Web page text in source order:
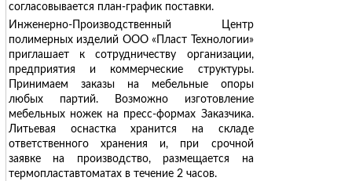
согласовывается план-график поставки.
Инженерно-Производственный Центр
полимерных изделий ООО «Пласт Технологии»
приглашает к сотрудничеству организации,
предприятия и коммерческие структуры.
Принимаем заказы на мебельные опоры
любых партий. Возможно изготовление
мебельных ножек на пресс-формах Заказчика.
Литьевая оснастка хранится на складе
ответственного хранения и, при срочной
заявке на производство, размещается на
термопластавтоматах в течение 2 часов.